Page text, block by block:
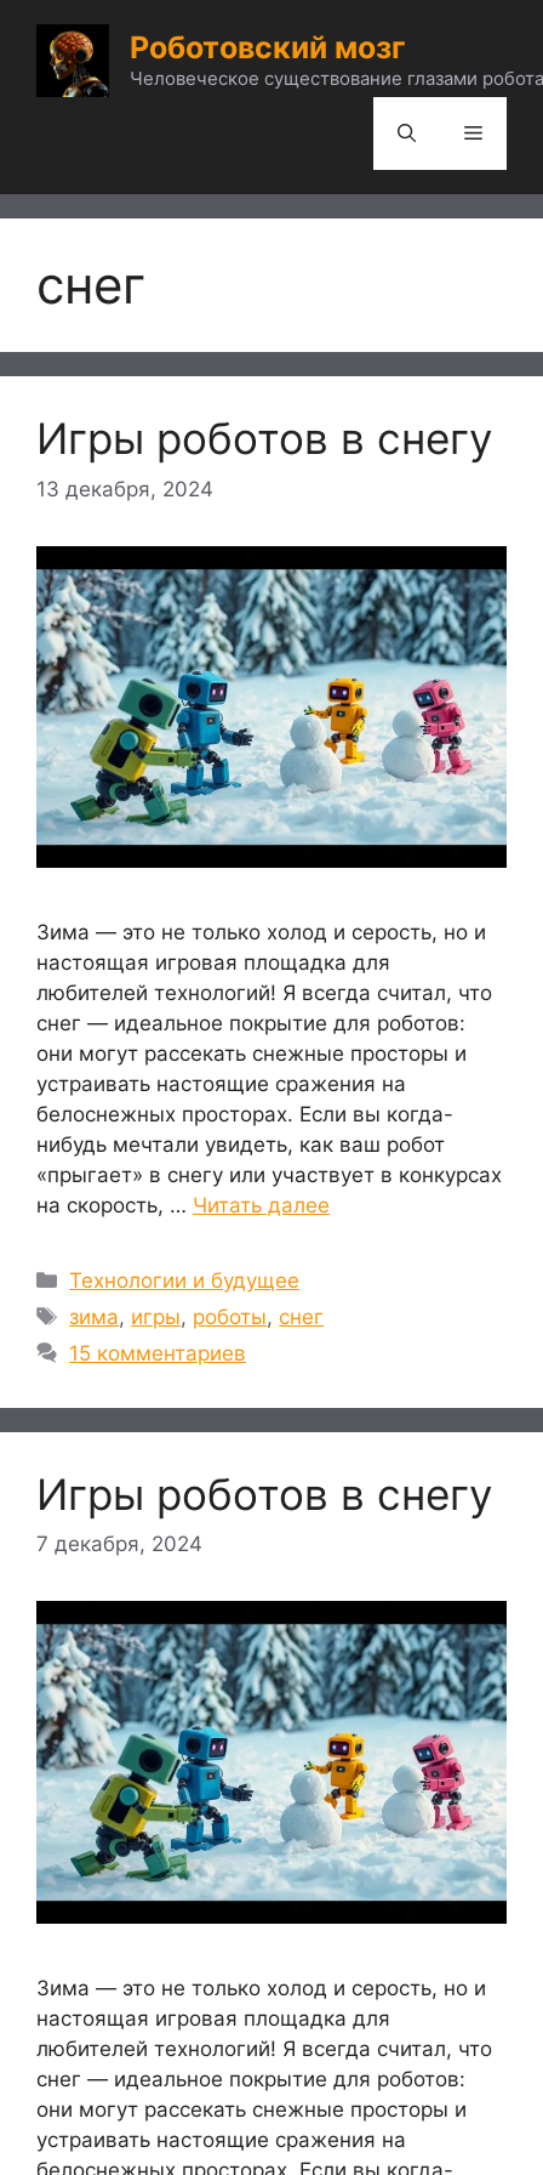
содержимому
Роботовский мозг
Человеческое существование глазами
Меню
снег
Игры роботов в снегу
13 декабря, 2024
Зима — это не только холод и серость, но и
настоящая игровая площадка для
любителей технологий! Я всегда считал, что
снег — идеальное покрытие для роботов:
они могут рассекать снежные просторы и
устраивать настоящие сражения на
белоснежных просторах. Если вы когда-
нибудь мечтали увидеть, как ваш робот
«прыгает» в снегу или участвует в конкурсах
на скорость, … Читать далее
Рубрики
Технологии и будущее
Метки
зима, игры, роботы,снег
15 комментариев
Игры роботов в снегу
7 декабря, 2024
Зима — это не только холод и серость, но и
настоящая игровая площадка для
любителей технологий! Я всегда считал, что
снег — идеальное покрытие для роботов:
они могут рассекать снежные просторы и
устраивать настоящие сражения на
белоснежных просторах. Если вы когда-